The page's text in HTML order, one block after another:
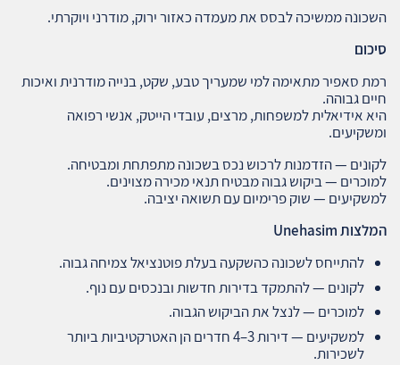
השכונה ממשיכה לבסס את מעמדה כאזור ירוק, מודרני ויוקרתי.
סיכום
רמת סאפיר מתאימה למי שמעריך טבע, שקט, בנייה מודרנית ואיכות
חיים גבוהה.
היא אידיאלית למשפחות, מרצים, עובדי הייטק, אנשי רפואה
ומשקיעים.
לקונים — הזדמנות לרכוש נכס בשכונה מתפתחת ומבטיחה.
למוכרים — ביקוש גבוה מבטיח תנאי מכירה מצוינים.
למשקיעים — שוק פרימיום עם תשואה יציבה.
המלצות
להתייחס לשכונה כהשקעה בעלת פוטנציאל צמיחה גבוה.
לקונים — להתמקד בדירות חדשות ובנכסים עם נוף.
למוכרים — לנצל את הביקוש הגבוה.
למשקיעים — דירות 3–4 חדרים הן האטרקטיביות ביותר
לשכירות.